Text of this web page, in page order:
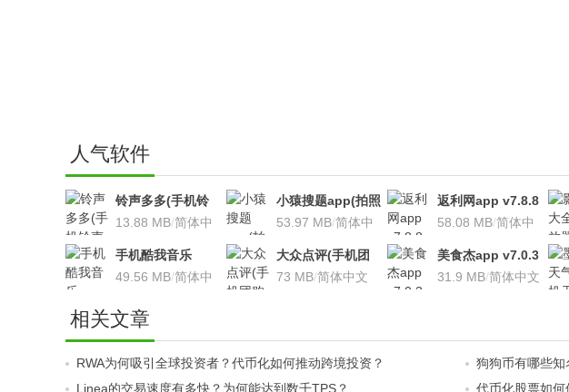
人气软件
铃声多多(手机铃
声软件)v8.7.66 安
13.88 MB/简体中
小猿搜题app(拍照
搜题利器)V9.7.2安
53.97 MB/简体中
返利网app v7.8.8
安卓版
58.08 MB/简体中
手机酷我音乐
V9.2.3.5 安卓版
49.56 MB/简体中
大众点评(手机团
购软件)V10.18.4
73 MB/简体中文
美食杰app v7.0.3
安卓版
31.9 MB/简体中文
相关文章
RWA为何吸引全球投资者？代币化如何推动跨境投资？
狗狗币有哪些知
Linea的交易速度有多快？为何能达到数千TPS？
代币化股票如